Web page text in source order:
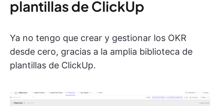
plantillas de ClickUp
Ya no tengo que crear y gestionar los OKR
desde cero, gracias a la amplia biblioteca de
plantillas de ClickUp.